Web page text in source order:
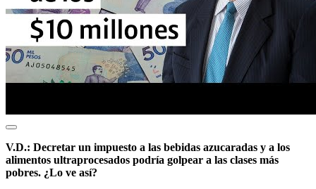
V.D.: Decretar un impuesto a las bebidas azucaradas y a los
alimentos ultraprocesados podría golpear a las clases más
pobres. ¿Lo ve así?